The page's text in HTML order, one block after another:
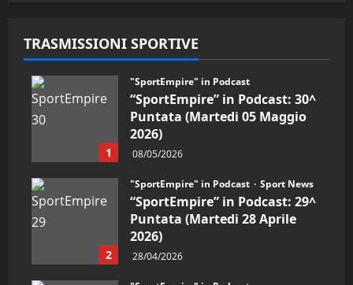
TRASMISSIONI SPORTIVE
1
"SportEmpire" in Podcast
“SportEmpire” in Podcast: 30^
Puntata (Martedi 05 Maggio
2026)
08/05/2026
2
"SportEmpire" in Podcast Sport News
“SportEmpire” in Podcast: 29^
Puntata (Martedi 28 Aprile
2026)
28/04/2026